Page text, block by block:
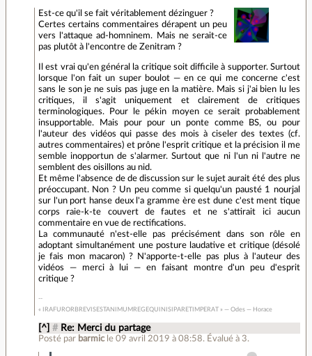
Est-ce qu'il se fait véritablement dézinguer ?
Certes certains commentaires dérapent un peu
vers l'attaque ad-homninem. Mais ne serait-ce
pas plutôt à l'encontre de Zenitram ?
Il est vrai qu'en général la critique soit difficile à supporter. Surtout
lorsque l'on fait un super boulot — en ce qui me concerne c'est
sans le son je ne suis pas juge en la matière. Mais si j'ai bien lu les
critiques, il s'agit uniquement et clairement de critiques
terminologiques. Pour le pékin moyen ce serait probablement
insupportable. Mais pour pour un ponte comme BS, ou pour
l'auteur des vidéos qui passe des mois à ciseler des textes (cf.
autres commentaires) et prône l'esprit critique et la précision il me
semble inopportun de s'alarmer. Surtout que ni l'un ni l'autre ne
semblent des oisillons au nid.
Et même l'absence de de discussion sur le sujet aurait été des plus
préoccupant. Non ? Un peu comme si quelqu'un pausté 1 nourjal
sur l'un port hanse deux l'a gramme ère est dune c'est ment tique
corps raie-k-te couvert de fautes et ne s'attirait ici aucun
commentaire en vue de rectifications.
La communauté n'est-elle pas précisément dans son rôle en
adoptant simultanément une posture laudative et critique (désolé
je fais mon macaron) ? N'apporte-t-elle pas plus à l'auteur des
vidéos — merci à lui — en faisant montre d'un peu d'esprit
critique ?
« IRAFURORBREVISESTANIMUMREGEQUINISIPARETIMPERAT » — Odes — Horace
[^] # Re: Merci du partage
Posté par barmic le 09 avril 2019 à 08:58. Évalué à 3.